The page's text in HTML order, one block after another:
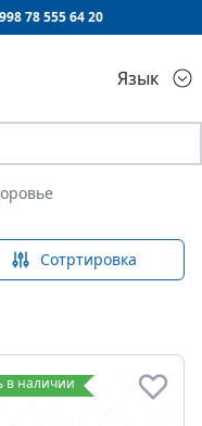
78 555 64 20
Язык
Сотртировка
в наличии